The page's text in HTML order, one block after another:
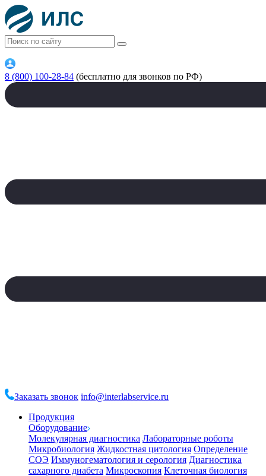
8 (800) 100-28-84 (бесплатно для звонков по РФ)
Заказать звонок info@interlabservice.ru
Продукция
Оборудование
Молекулярная диагностика Лабораторные роботы
Микробиология Жидкостная цитология Определение
СОЭ Иммуногематология и серология Диагностика
сахарного диабета Микроскопия Клеточная биология